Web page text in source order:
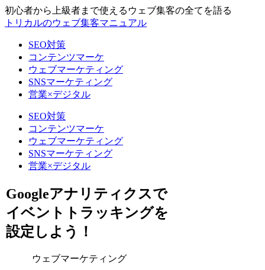
初心者から上級者まで使えるウェブ集客の全てを語る
トリカルのウェブ集客マニュアル
SEO対策
コンテンツマーケ
ウェブマーケティング
SNSマーケティング
営業×デジタル
SEO対策
コンテンツマーケ
ウェブマーケティング
SNSマーケティング
営業×デジタル
Googleアナリティクスで
イベントトラッキングを
設定しよう！
ウェブマーケティング